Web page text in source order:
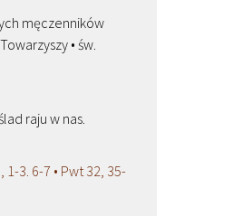
męczenników
• św.
raju w nas.
1-3. 6-7 • Pwt 32, 35-